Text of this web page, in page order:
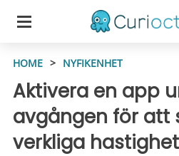
HOME > NYFIKENHET
Aktivera en app
avgången för att
verkliga